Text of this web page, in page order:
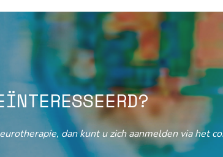
dan kunt u zich aanmelden via het